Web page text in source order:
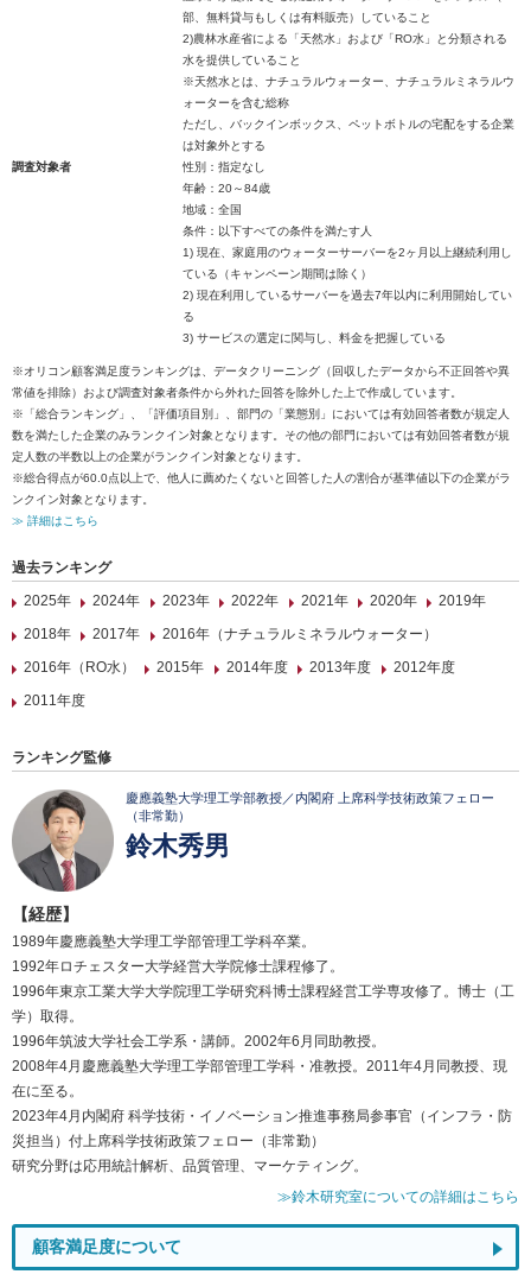
部、無料貸与もしくは有料販売）していること
2)農林水産省による「天然水」および「RO水」と分類される
水を提供していること
※天然水とは、ナチュラルウォーター、ナチュラルミネラルウ
ォーターを含む総称
ただし、バックインボックス、ペットボトルの宅配をする企業
は対象外とする
調査対象者
性別：指定なし
年齢：20～84歳
地域：全国
条件：以下すべての条件を満たす人
1) 現在、家庭用のウォーターサーバーを2ヶ月以上継続利用し
ている（キャンペーン期間は除く）
2) 現在利用しているサーバーを過去7年以内に利用開始してい
る
3) サービスの選定に関与し、料金を把握している
※オリコン顧客満足度ランキングは、データクリーニング（回収したデータから不正回答や異
常値を排除）および調査対象者条件から外れた回答を除外した上で作成しています。
※「総合ランキング」、「評価項目別」、部門の「業態別」においては有効回答者数が規定人
数を満たした企業のみランクイン対象となります。その他の部門においては有効回答者数が規
定人数の半数以上の企業がランクイン対象となります。
※総合得点が60.0点以上で、他人に薦めたくないと回答した人の割合が基準値以下の企業がラ
ンクイン対象となります。
≫ 詳細はこちら
過去ランキング
2025年
2024年 2023年 2022年 2021年 2020年
2019年
2018年
2017年
2016年（ナチュラルミネラルウォーター）
2016年（RO水）
2015年 2014年度 2013年度
2012年度
2011年度
ランキング監修
慶應義塾大学理工学部教授／内閣府 上席科学技術政策フェロー
（非常勤）
鈴木秀男
【経歴】
1989年慶應義塾大学理工学部管理工学科卒業。
1992年ロチェスター大学経営大学院修士課程修了。
1996年東京工業大学大学院理工学研究科博士課程経営工学専攻修了。博士（工
学）取得。
1996年筑波大学社会工学系・講師。2002年6月同助教授。
2008年4月慶應義塾大学理工学部管理工学科・准教授。2011年4月同教授、現
在に至る。
2023年4月内閣府 科学技術・イノベーション推進事務局参事官（インフラ・防
災担当）付上席科学技術政策フェロー（非常勤）
研究分野は応用統計解析、品質管理、マーケティング。
≫鈴木研究室についての詳細はこちら
顧客満足度について